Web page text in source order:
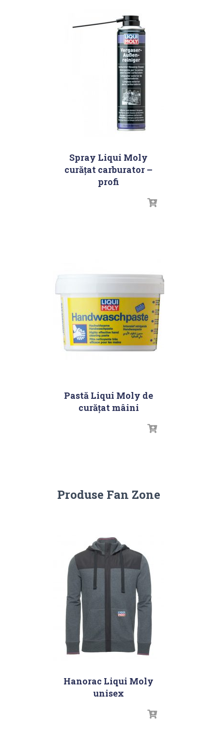
Spray Liqui Moly
curăţat carburator –
profi
Pastă Liqui Moly de
curăţat mâini
Produse Fan Zone
Hanorac Liqui Moly
unisex